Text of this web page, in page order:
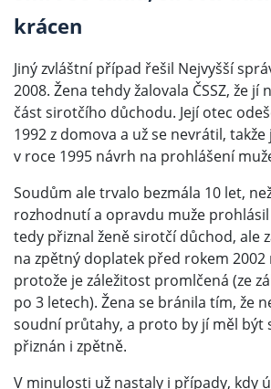
krácen
Jiný zvláštní případ řešil Nejvyšší
2008. Žena tehdy žalovala ČSSZ, že jí
část sirotčího důchodu. Její otec
1992 z domova a už se nevrátil,
v roce 1995 návrh na prohlášení
Soudům ale trvalo bezmála 10 let,
rozhodnutí a opravdu muže
tedy přiznal ženě sirotčí důchod, ale
na zpětný doplatek před rokem 2002
protože je záležitost promlčená (ze
po 3 letech). Žena se bránila tím, že
soudní průtahy, a proto by jí měl být
přiznán i zpětně.
V minulosti už nastaly i případy, kdy